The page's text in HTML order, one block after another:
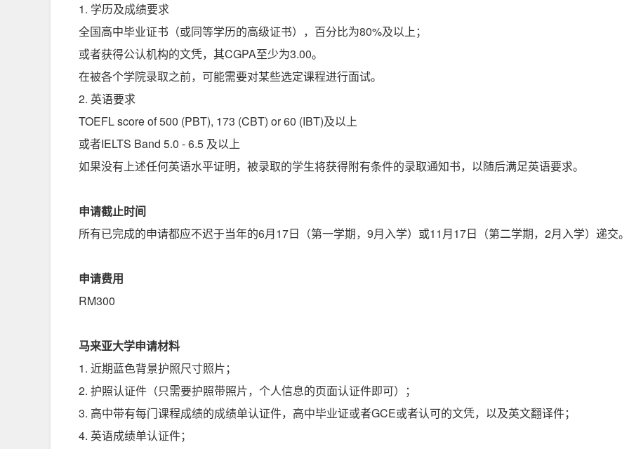
1. 学历及成绩要求
全国高中毕业证书（或同等学历的高级证书），百分比为80%及以上；
或者获得公认机构的文凭，其CGPA至少为3.00。
在被各个学院录取之前，可能需要对某些选定课程进行面试。
2. 英语要求
TOEFL score of 500 (PBT), 173 (CBT) or 60 (IBT)及以上
或者IELTS Band 5.0 - 6.5 及以上
如果没有上述任何英语水平证明，被录取的学生将获得附有条件的录取通知书，以随后满足英语要求。
申请截止时间
所有已完成的申请都应不迟于当年的6月17日（第一学期，9月入学）或11月17日（第二学期，2月入学）递交。
申请费用
RM300
马来亚大学申请材料
1. 近期蓝色背景护照尺寸照片；
2. 护照认证件（只需要护照带照片，个人信息的页面认证件即可）；
3. 高中带有每门课程成绩的成绩单认证件，高中毕业证或者GCE或者认可的文凭，以及英文翻译件；
4. 英语成绩单认证件；